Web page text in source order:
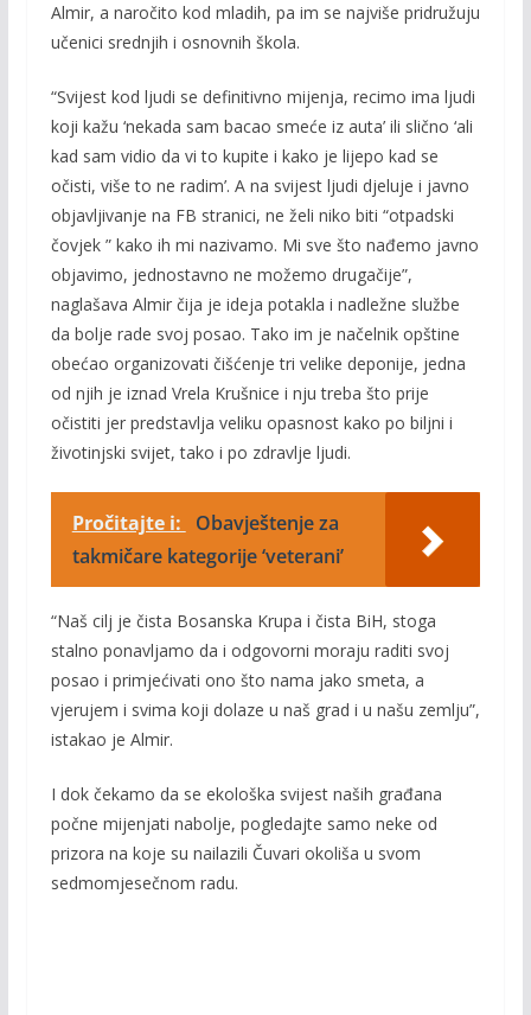
Almir, a naročito kod mladih, pa im se najviše pridružuju
učenici srednjih i osnovnih škola.
“Svijest kod ljudi se definitivno mijenja, recimo ima ljudi
koji kažu ‘nekada sam bacao smeće iz auta’ ili slično ‘ali
kad sam vidio da vi to kupite i kako je lijepo kad se
očisti, više to ne radim’. A na svijest ljudi djeluje i javno
objavljivanje na FB stranici, ne želi niko biti “otpadski
čovjek ” kako ih mi nazivamo. Mi sve što nađemo javno
objavimo, jednostavno ne možemo drugačije”,
naglašava Almir čija je ideja potakla i nadležne službe
da bolje rade svoj posao. Tako im je načelnik opštine
obećao organizovati čišćenje tri velike deponije, jedna
od njih je iznad Vrela Krušnice i nju treba što prije
očistiti jer predstavlja veliku opasnost kako po biljni i
životinjski svijet, tako i po zdravlje ljudi.
Pročitajte i:
Obavještenje za
takmičare kategorije ‘veterani’
“Naš cilj je čista Bosanska Krupa i čista BiH, stoga
stalno ponavljamo da i odgovorni moraju raditi svoj
posao i primjećivati ono što nama jako smeta, a
vjerujem i svima koji dolaze u naš grad i u našu zemlju”,
istakao je Almir.
I dok čekamo da se ekološka svijest naših građana
počne mijenjati nabolje, pogledajte samo neke od
prizora na koje su nailazili Čuvari okoliša u svom
sedmomjesečnom radu.